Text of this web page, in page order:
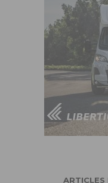
ARTICLES